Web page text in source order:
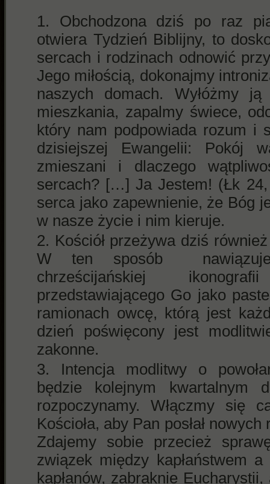
Obchodzona dziś po raz
otwiera Tydzień Biblijny, to
sercach i rodzinach odnowić
Jego miłością, dokonajmy
naszych domach. Wyłóżmy
mieszkania, zapalmy świece,
który nam podpowiada rozum i
dzisiejszej Ewangelii: Pokój
zmieszani i dlaczego
sercach? […] Ja Jestem! (Łk
serca jako zapewnienie, że Bóg
w nasze życie i nim kieruje.
Kościół przeżywa dziś
W ten sposób
chrześcijańskiej
przedstawiającego Go jako
ramionach owcę, którą jest
dzień poświęcony jest
zakonne.
Intencja modlitwy o
będzie kolejnym kwartalnym
rozpoczynamy. Włączmy się
Kościoła, aby Pan posłał
Zdajemy sobie przecież
związek między kapłaństwem
kapłanów, zabraknie